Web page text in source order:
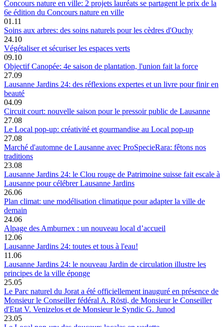
Concours nature en ville: 2 projets lauréats se partagent le prix de la
6e édition du Concours nature en ville
01.11
Soins aux arbres: des soins naturels pour les cèdres d'Ouchy
24.10
Végétaliser et sécuriser les espaces verts
09.10
Objectif Canopée: 4e saison de plantation, l'union fait la force
27.09
Lausanne Jardins 24: des réflexions expertes et un livre pour finir en
beauté
04.09
Circuit court: nouvelle saison pour le pressoir public de Lausanne
27.08
Le Local pop-up: créativité et gourmandise au Local pop-up
27.08
Marché d'automne de Lausanne avec ProSpecieRara: fêtons nos
traditions
23.08
Lausanne Jardins 24: le Clou rouge de Patrimoine suisse fait escale à
Lausanne pour célébrer Lausanne Jardins
26.06
Plan climat: une modélisation climatique pour adapter la ville de
demain
24.06
Alpage des Amburnex : un nouveau local d’accueil
12.06
Lausanne Jardins 24: toutes et tous à l'eau!
11.06
Lausanne Jardins 24: le nouveau Jardin de circulation illustre les
principes de la ville éponge
25.05
Le Parc naturel du Jorat a été officiellement inauguré en présence de
Monsieur le Conseiller fédéral A. Rösti, de Monsieur le Conseiller
d'Etat V. Venizelos et de Monsieur le Syndic G. Junod
23.05